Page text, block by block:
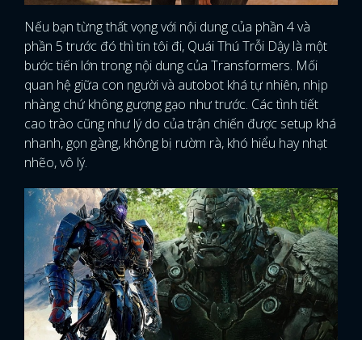
Nếu bạn từng thất vọng với nội dung của phần 4 và
phần 5 trước đó thì tin tôi đi, Quái Thú Trỗi Dậy là một
bước tiến lớn trong nội dung của Transformers. Mối
quan hệ giữa con người và autobot khá tự nhiên, nhịp
nhàng chứ không gượng gạo như trước. Các tình tiết
cao trào cũng như lý do của trận chiến được setup khá
nhanh, gọn gàng, không bị rườm rà, khó hiểu hay nhạt
nhẽo, vô lý.